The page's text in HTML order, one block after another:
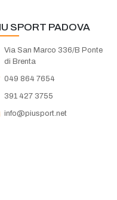
SPORT PADOVA
Via San Marco 336/B Ponte
di Brenta
049 864 7654
391 427 3755
info@piusport.net